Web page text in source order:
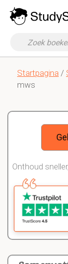
Startpagina /
mws
Onthoud